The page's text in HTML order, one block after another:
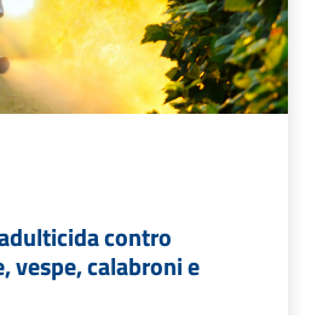
contro
vespe, calabroni e